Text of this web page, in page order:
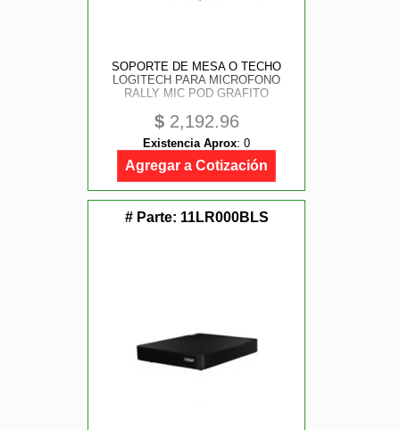
SOPORTE DE MESA O TECHO
LOGITECH PARA MICROFONO
RALLY MIC POD GRAFITO
$2,192.96
Existencia Aprox: 0
Agregar a Cotización
# Parte: 11LR000BLS